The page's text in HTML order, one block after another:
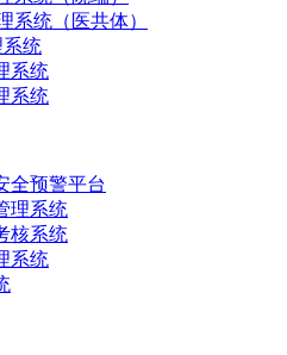
系统（医共体）
统
系统
系统
全预警平台
理系统
核系统
系统